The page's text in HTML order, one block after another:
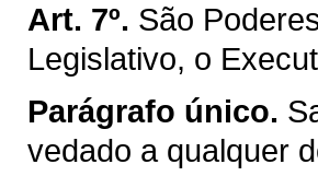
Art. 7º. São
Legislativo, o
Parágrafo único.
vedado a qualquer